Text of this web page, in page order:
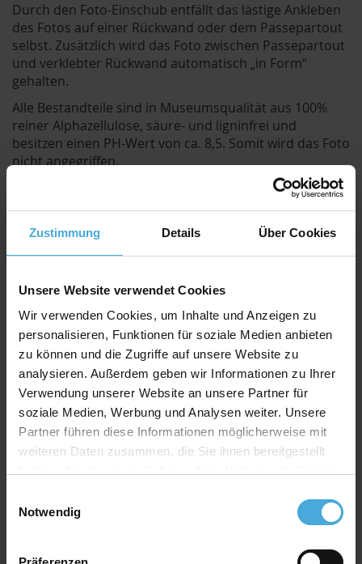
Zustimmung Details Über Cookies
Unsere Website verwendet Cookies
Wir verwenden Cookies, um Inhalte und Anzeigen zu
personalisieren, Funktionen für soziale Medien anbieten
zu können und die Zugriffe auf unsere Website zu
analysieren. Außerdem geben wir Informationen zu Ihrer
Verwendung unserer Website an unsere Partner für
soziale Medien, Werbung und Analysen weiter. Unsere
Partner führen diese Informationen möglicherweise mit
weiteren Daten zusammen, die Sie ihnen bereitgestellt
Notwendig
Durch den Foto-Einschub entfällt das lästige Ankleben
des Fotos auf einer Rückwand oder dem Passepartout
selbst. Zusätzlich wird das Foto zwischen Passepartout
und verklebter Rückwand automatisch „in Form“
gehalten.
Alle Bestandteile sind in Museumsqualität aus 100%
reiner Alphazellulose, säure- und ligninfrei und
besitzen einen PH-Wert von ca. 8,5. Somit wird das Foto
nicht angegriffen.
Passepartout Spezifikation
Stäke: 1,4mm (optional auch mit 2,0mm oder
2,5mm Stärke erhältlich)
Kern: weiß
Material: 100% Alphazellulose (mehr Infos )
Rückwand Spezifikation
Stärke: 0,35mm
Farbe: weiß
Material: 100% Alphazellulose
Einrahmung
Hochwertiger Passepartoutkarton zum günstigen